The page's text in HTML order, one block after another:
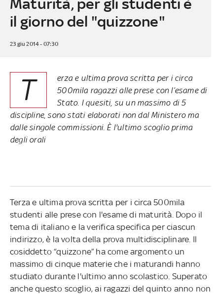
Maturità, per gli studenti è
il giorno del "quizzone"
23 giu 2014 - 07:30
T
erza e ultima prova scritta per i circa
500mila ragazzi alle prese con l’esame di
Stato. I quesiti, su un massimo di 5
discipline, sono stati elaborati non dal Ministero ma
dalle singole commissioni. È l'ultimo scoglio prima
degli orali
Terza e ultima prova scritta per i circa 500mila
studenti alle prese con l'esame di maturità. Dopo il
tema di italiano e la verifica specifica per ciascun
indirizzo, è la volta della prova multidisciplinare. Il
cosiddetto “quizzone” ha come argomento un
massimo di cinque materie che i maturandi hanno
studiato durante l'ultimo anno scolastico. Superato
anche questo scoglio, ai ragazzi del quinto anno non